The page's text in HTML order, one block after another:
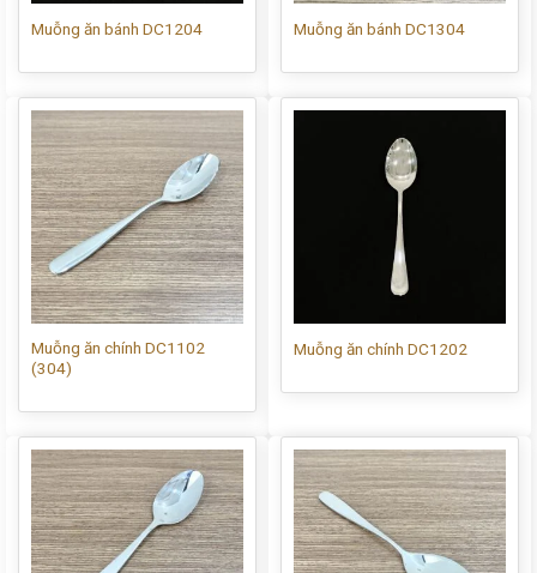
Muỗng ăn bánh DC1204 Muỗng ăn bánh DC1304
Muỗng ăn chính DC1102
(304)
Muỗng ăn chính DC1202